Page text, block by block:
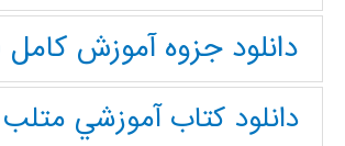
دانلود جزوه آموزش کامل matlab
دانلود كتاب آموزشي متلب